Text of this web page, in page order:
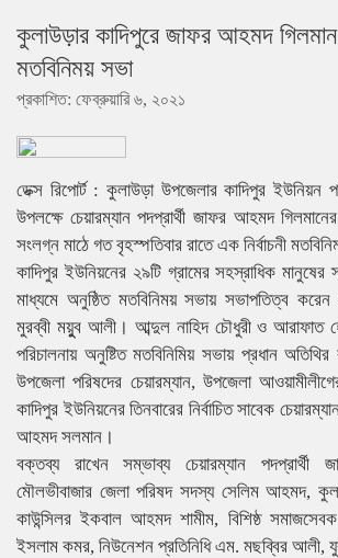
কুলাউড়ার কাদিপুরে জাফর আহমদ
মতবিনিময় সভা
প্রকাশিত: ফেব্রুয়ারি ৬, ২০২১
ডেক্স রিপোর্ট : কুলাউড়া উপজেলার কাদিপুর ইউনিয়ন
উপলক্ষে চেয়ারম্যান পদপ্রার্থী জাফর আহমদ
সংলগ্ন মাঠে গত বৃহস্পতিবার রাতে এক নির্বাচনী
কাদিপুর ইউনিয়নের ২৯টি গ্রামের সহস্রাধিক
মাধ্যমে অনুষ্ঠিত মতবিনিময় সভায় সভাপতিত্ব করেন
মুরব্বী ময়ুুব আলী। আব্দুল নাহিদ চৌধুরী ও আরাফাত
পরিচালনায় অনুষ্টিত মতবিনিমিয় সভায় প্রধান
উপজেলা পরিষদের চেয়ারম্যান, উপজেলা
কাদিপুর ইউনিয়নের তিনবারের নির্বাচিত সাবেক
আহমদ সলমান।
বক্তব্য রাখেন সম্ভাব্য চেয়ারম্যান পদপ্রার্থী
মৌলভীবাজার জেলা পরিষদ সদস্য সেলিম আহমদ,
কাউন্সিলর ইকবাল আহমদ শামীম, বিশিষ্ঠ
ইসলাম কমর, নিউনেশন প্রতিনিধি এম. মছব্বির আলী,